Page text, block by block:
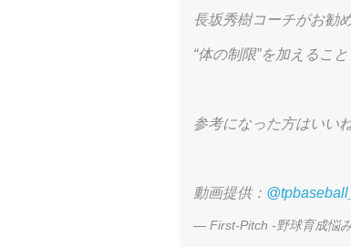
長坂秀樹コーチがお勧
“体の制限”を加えるこ
参考になった方はいい
動画提供：
— First-Pitch -野球育成悩